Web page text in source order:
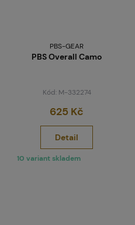
PBS-GEAR
PBS Overall Camo
Kód: M-332274
625 Kč
Detail
10 variant skladem